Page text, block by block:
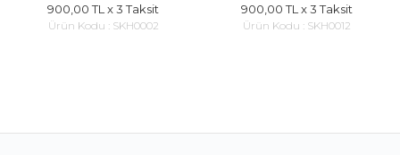
900,00 TL x 3 Taksit
Ürün Kodu : SKH0002
900,00 TL x 3 Taksit
Ürün Kodu : SKH0012